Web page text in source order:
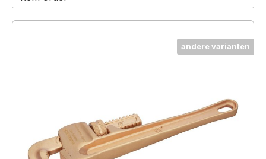
andere varianten